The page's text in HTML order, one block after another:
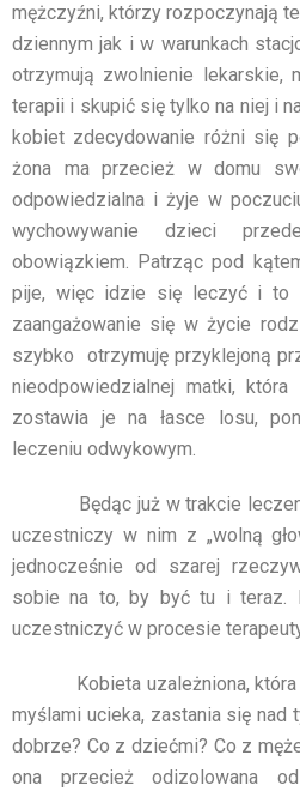
mężczyźni, którzy rozpoczynają
dziennym jak i w warunkach
otrzymują zwolnienie lekarskie,
terapii i skupić się tylko na niej i
kobiet zdecydowanie różni się
żona ma przecież w domu
odpowiedzialna i żyje w
wychowywanie dzieci
obowiązkiem. Patrząc pod
pije, więc idzie się leczyć i to
zaangażowanie się w życie
szybko otrzymuję przyklejoną
nieodpowiedzialnej matki,
zostawia je na łasce losu,
leczeniu odwykowym.
Będąc już w trakcie
uczestniczy w nim z „wolną
jednocześnie od szarej
sobie na to, by być tu i teraz.
uczestniczyć w procesie
Kobieta uzależniona, która
myślami ucieka, zastania się
dobrze? Co z dziećmi? Co z
ona przecież odizolowana